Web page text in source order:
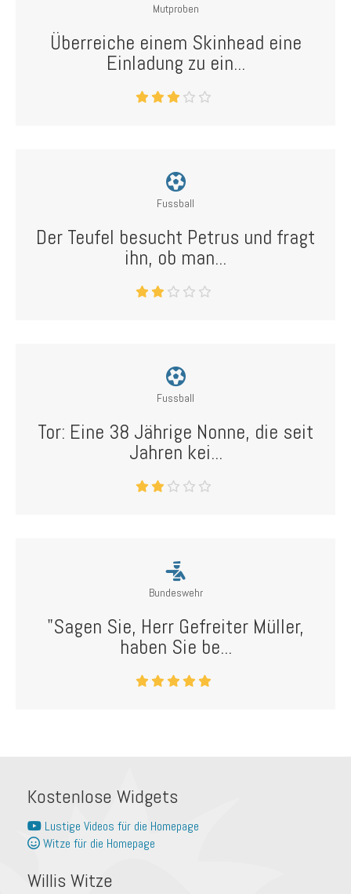
Mutproben
Überreiche einem Skinhead eine
Einladung zu ein...
Fussball
Der Teufel besucht Petrus und fragt
ihn, ob man...
Fussball
Tor: Eine 38 Jährige Nonne, die seit
Jahren kei...
Bundeswehr
"Sagen Sie, Herr Gefreiter Müller,
haben Sie be...
Kostenlose Widgets
Lustige Videos für die Homepage
Witze für die Homepage
Willis Witze